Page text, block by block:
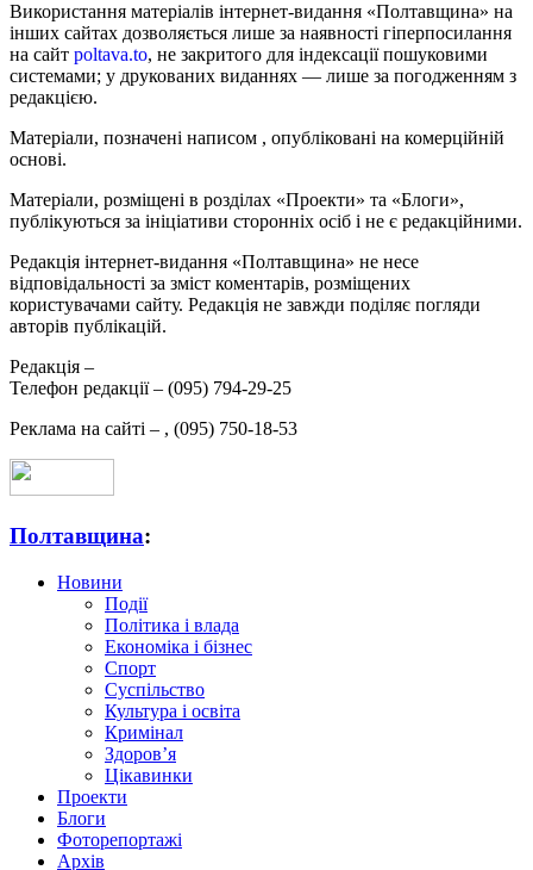
Використання матеріалів інтернет-видання «Полтавщина» на
інших сайтах дозволяється лише за наявності гіперпосилання
на сайт poltava.to, не закритого для індексації пошуковими
системами; у друкованих виданнях — лише за погодженням з
редакцією.
Матеріали, позначені написом , опубліковані на комерційній
основі.
Матеріали, розміщені в розділах «Проекти» та «Блоги»,
публікуються за ініціативи сторонніх осіб і не є редакційними.
Редакція інтернет-видання «Полтавщина» не несе
відповідальності за зміст коментарів, розміщених
користувачами сайту. Редакція не завжди поділяє погляди
авторів публікацій.
Редакція –
Телефон редакції – (095) 794-29-25
Реклама на сайті – , (095) 750-18-53
Полтавщина:
Новини
Події
Політика і влада
Економіка і бізнес
Спорт
Суспільство
Культура і освіта
Кримінал
Здоров’я
Цікавинки
Проекти
Блоги
Фоторепортажі
Архів